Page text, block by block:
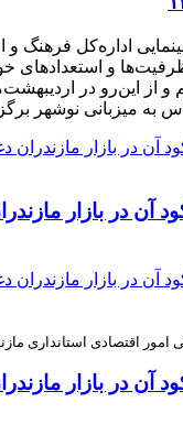
اداره‌کل فرهنگ و
و استعدادهای
و از این‌رو در
به میزبانی نوشهر
آن در بازار
امور اقتصادی استانداری
آن در بازار